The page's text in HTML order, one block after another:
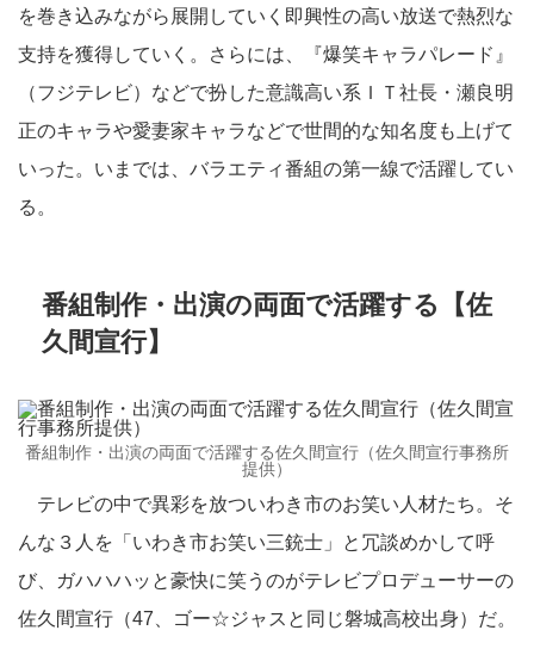
を巻き込みながら展開していく即興性の高い放送で熱烈な
支持を獲得していく。さらには、『爆笑キャラパレード』
（フジテレビ）などで扮した意識高い系ＩＴ社長・瀬良明
正のキャラや愛妻家キャラなどで世間的な知名度も上げて
いった。いまでは、バラエティ番組の第一線で活躍してい
る。
番組制作・出演の両面で活躍する【佐
久間宣行】
番組制作・出演の両面で活躍する佐久間宣行（佐久間宣行事務所
提供）
テレビの中で異彩を放ついわき市のお笑い人材たち。そ
んな３人を「いわき市お笑い三銃士」と冗談めかして呼
び、ガハハハッと豪快に笑うのがテレビプロデューサーの
佐久間宣行（47、ゴー☆ジャスと同じ磐城高校出身）だ。